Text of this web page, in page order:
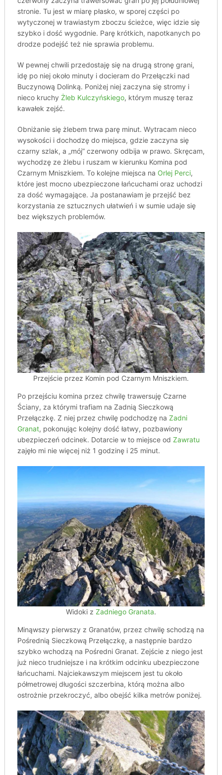
stronie. Tu jest w miarę płasko, w sporej części po
wytyczonej w trawiastym zboczu ścieżce, więc idzie się
szybko i dość wygodnie. Parę krótkich, napotkanych po
drodze podejść też nie sprawia problemu.
W pewnej chwili przedostaję się na drugą stronę grani,
idę po niej około minuty i docieram do Przełączki nad
Buczynową Dolinką. Poniżej niej zaczyna się stromy i
nieco kruchy Żleb Kulczyńskiego, którym muszę teraz
kawałek zejść.
Obniżanie się żlebem trwa parę minut. Wytracam nieco
wysokości i dochodzę do miejsca, gdzie zaczyna się
czarny szlak, a „mój” czerwony odbija w prawo. Skręcam,
wychodzę ze żlebu i ruszam w kierunku Komina pod
Czarnym Mniszkiem. To kolejne miejsca na Orlej Perci,
które jest mocno ubezpieczone łańcuchami oraz uchodzi
za dość wymagające. Ja postanawiam je przejść bez
korzystania ze sztucznych ułatwień i w sumie udaje się
bez większych problemów.
Przejście przez Komin pod Czarnym Mniszkiem.
Po przejściu komina przez chwilę trawersuję Czarne
Ściany, za którymi trafiam na Zadnią Sieczkową
Przełączkę. Z niej przez chwilę podchodzę na Zadni
Granat, pokonując kolejny dość łatwy, pozbawiony
ubezpieczeń odcinek. Dotarcie w to miejsce od Zawratu
zajęło mi nie więcej niż 1 godzinę i 25 minut.
Widoki z Zadniego Granata.
Minąwszy pierwszy z Granatów, przez chwilę schodzą na
Pośrednią Sieczkową Przełączkę, a następnie bardzo
szybko wchodzą na Pośredni Granat. Zejście z niego jest
już nieco trudniejsze i na krótkim odcinku ubezpieczone
łańcuchami. Najciekawszym miejscem jest tu około
półmetrowej długości szczerbina, którą można albo
ostrożnie przekroczyć, albo obejść kilka metrów poniżej.